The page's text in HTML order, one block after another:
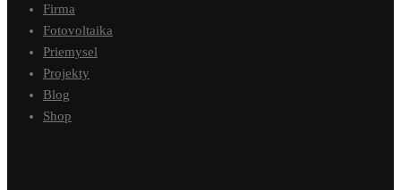
Firma
Fotovoltaika
Priemysel
Projekty
Blog
Shop